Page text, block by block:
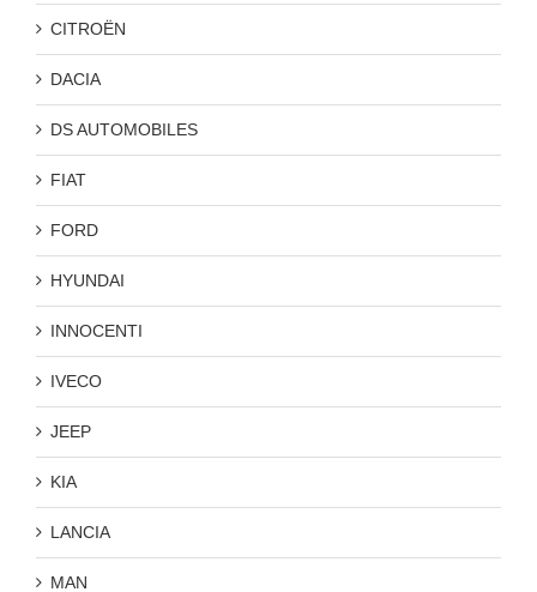
CITROËN
DACIA
DS AUTOMOBILES
FIAT
FORD
HYUNDAI
INNOCENTI
IVECO
JEEP
KIA
LANCIA
MAN